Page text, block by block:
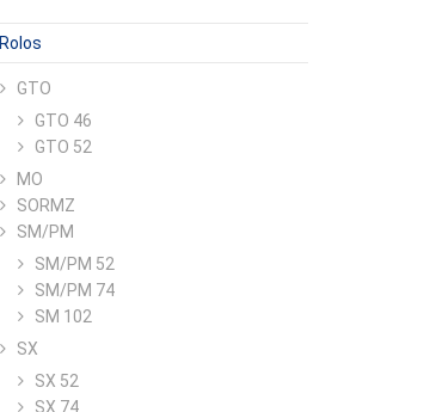
Rolos
GTO
GTO 46
GTO 52
MO
SORMZ
SM/PM
SM/PM 52
SM/PM 74
SM 102
SX
SX 52
SX 74